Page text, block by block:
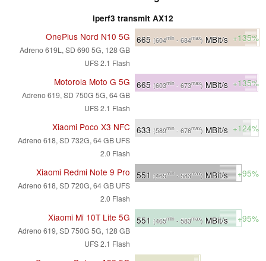
iperf3 transmit AX12
OnePlus Nord N10 5G
Adreno 619L, SD 690 5G, 128 GB
UFS 2.1 Flash
665 (604min - 684max) MBit/s +135%
Motorola Moto G 5G
Adreno 619, SD 750G 5G, 64 GB
UFS 2.1 Flash
665 (603min - 673max) MBit/s +135%
Xiaomi Poco X3 NFC
Adreno 618, SD 732G, 64 GB UFS
2.0 Flash
633 (589min - 676max) MBit/s +124%
Xiaomi Redmi Note 9 Pro
Adreno 618, SD 720G, 64 GB UFS
2.0 Flash
551 (465min - 583max) MBit/s +95%
Xiaomi Mi 10T Lite 5G
Adreno 619, SD 750G 5G, 128 GB
UFS 2.1 Flash
551 (465min - 583max) MBit/s +95%